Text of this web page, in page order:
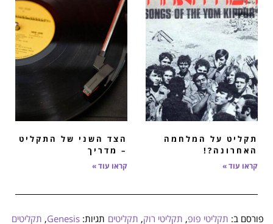
תקליט על המלחמה
האחרונה?!
קראו עוד »
הצד השני של התקליט
– מדריך
קראו עוד »
פורסם ב: תקליטי פופ, תקליטי רוק, תקליטים תגיות: Genesis
, תקליטים